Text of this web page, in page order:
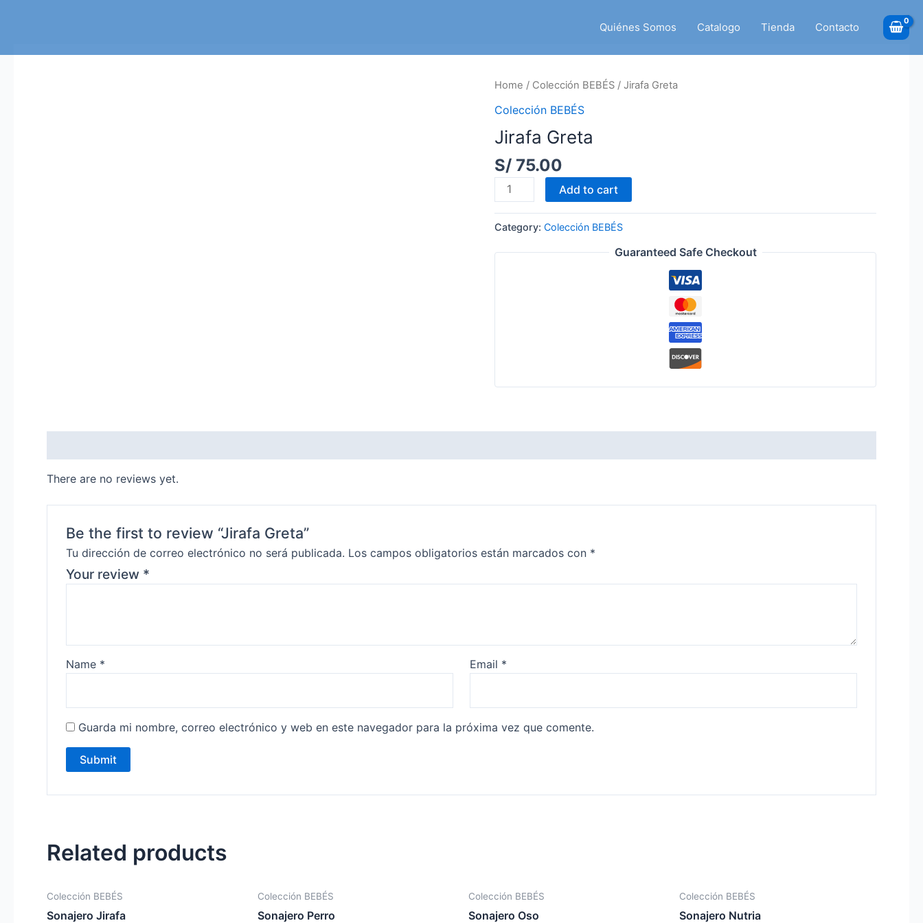
Quiénes Somos Catalogo Tienda Contacto
Home / Colección BEBÉS / Jirafa Greta
Colección BEBÉS
Jirafa Greta
S/ 75.00
Jirafa
Greta
Add to cart
Category:Colección BEBÉS
Guaranteed Safe Checkout
There are no reviews yet.
Be the first to review “Jirafa Greta”
Tu dirección de correo electrónico no será publicada. Los campos obligatorios están marcados con *
Your review *
Name * Email *
Guarda mi nombre, correo electrónico y web en este navegador para la próxima vez que comente.
Related products
Colección BEBÉS
Sonajero Jirafa
Colección BEBÉS
Sonajero Perro
Colección BEBÉS
Sonajero Oso
Colección BEBÉS
Sonajero Nutria